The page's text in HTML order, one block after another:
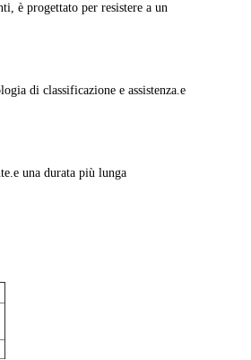
è progettato per resistere a un
di classificazione e assistenza.e
una durata più lunga